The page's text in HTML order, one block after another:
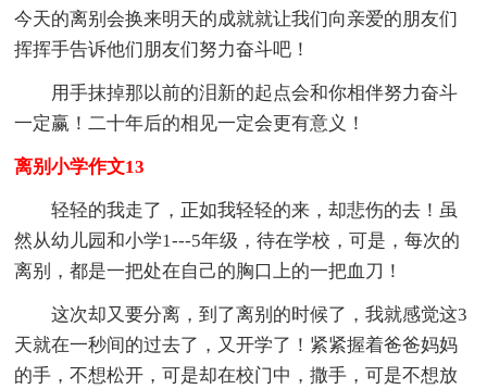
今天的离别会换来明天的成就就让我们向亲爱的朋友们
挥挥手告诉他们朋友们努力奋斗吧！
用手抹掉那以前的泪新的起点会和你相伴努力奋斗
一定赢！二十年后的相见一定会更有意义！
离别小学作文13
轻轻的我走了，正如我轻轻的来，却悲伤的去！虽
然从幼儿园和小学1---5年级，待在学校，可是，每次的
离别，都是一把处在自己的胸口上的一把血刀！
这次却又要分离，到了离别的时候了，我就感觉这3
天就在一秒间的过去了，又开学了！紧紧握着爸爸妈妈
的手，不想松开，可是却在校门中，撒手，可是不想放